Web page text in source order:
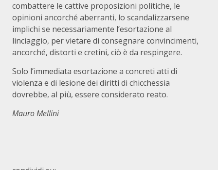
combattere le cattive proposizioni politiche, le
opinioni ancorché aberranti, lo scandalizzarsene
implichi se necessariamente l’esortazione al
linciaggio, per vietare di consegnare convincimenti,
ancorché, distorti e cretini, ciò è da respingere.
Solo l’immediata esortazione a concreti atti di
violenza e di lesione dei diritti di chicchessia
dovrebbe, al più, essere considerato reato.
Mauro Mellini